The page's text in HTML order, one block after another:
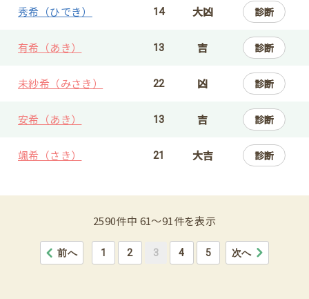
秀希（ひでき） 14 大凶 診断
有希（あき） 13 吉 診断
未紗希（みさき） 22 凶 診断
安希（あき） 13 吉 診断
颯希（さき） 21 大吉 診断
2590件中 61〜91件を表示
前へ 1 2 3 4 5 次へ